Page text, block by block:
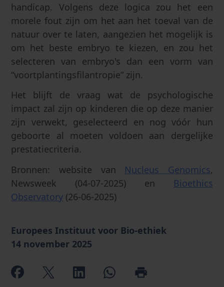
handicap. Volgens deze logica zou het een
morele fout zijn om het aan het toeval van de
natuur over te laten, aangezien het mogelijk is
om het beste embryo te kiezen, en zou het
selecteren van embryo's dan een vorm van
“voortplantingsfilantropie” zijn.
Het blijft de vraag wat de psychologische
impact zal zijn op kinderen die op deze manier
zijn verwekt, geselecteerd en nog vóór hun
geboorte al moeten voldoen aan dergelijke
prestatiecriteria.
Bronnen: website van Nucleus Genomics,
Newsweek (04-07-2025) en
Bioethics
Observatory (26-06-2025)
Europees Instituut voor Bio-ethiek
14 november 2025